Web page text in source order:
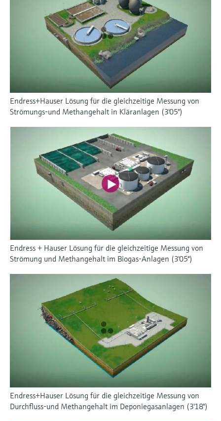
Endress+Hauser Lösung für die gleichzeitige Messung von
Strömungs-und Methangehalt in Kläranlagen (3'05")
Endress + Hauser Lösung für die gleichzeitige Messung von
Strömung und Methangehalt im Biogas-Anlagen (3'05")
Endress+Hauser Lösung für die gleichzeitige Messung von
Durchfluss-und Methangehalt im Deponiegasanlagen (3'18")